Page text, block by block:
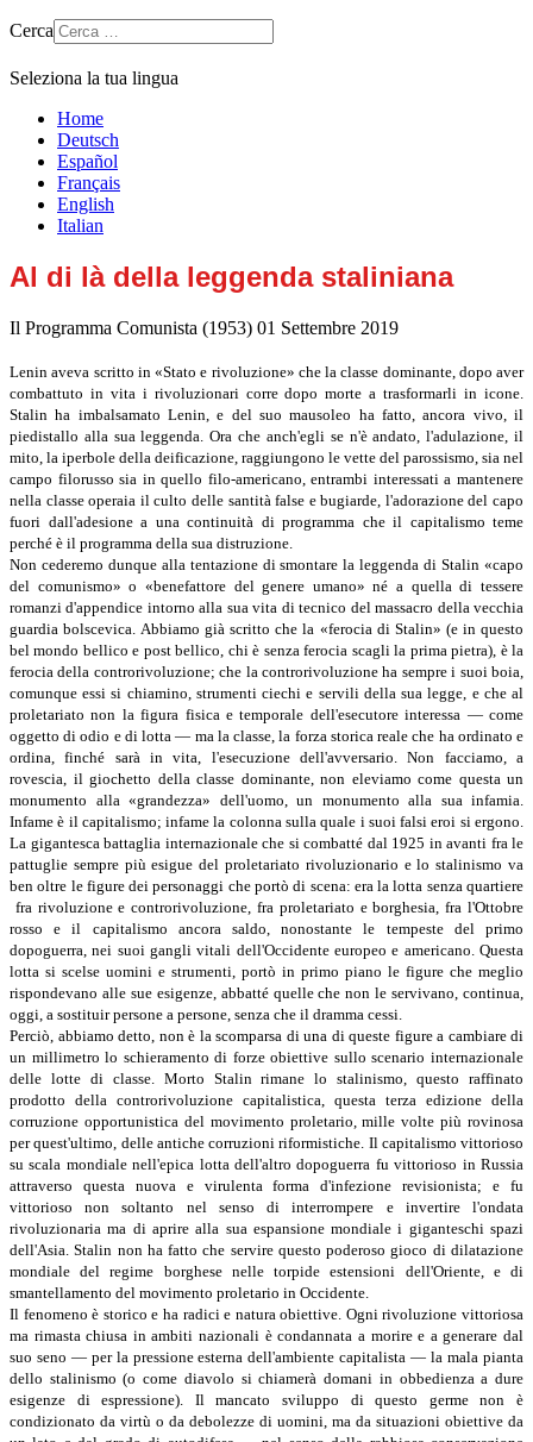
Cerca
Seleziona la tua lingua
Home
Deutsch
Español
Français
English
Italian
Al di là della leggenda staliniana
Il Programma Comunista (1953) 01 Settembre 2019
Lenin aveva scritto in «Stato e rivoluzione» che la classe dominante, dopo aver
combattuto in vita i rivoluzionari corre dopo morte a trasformarli in icone.
Stalin ha imbalsamato Lenin, e del suo mausoleo ha fatto, ancora vivo, il
piedistallo alla sua leggenda. Ora che anch'egli se n'è andato, l'adulazione, il
mito, la iperbole della deificazione, raggiungono le vette del parossismo, sia nel
campo filorusso sia in quello filo-americano, entrambi interessati a mantenere
nella classe operaia il culto delle santità false e bugiarde, l'adorazione del capo
fuori dall'adesione a una continuità di programma che il capitalismo teme
perché è il programma della sua distruzione.
Non cederemo dunque alla tentazione di smontare la leggenda di Stalin «capo
del comunismo» o «benefattore del genere umano» né a quella di tessere
romanzi d'appendice intorno alla sua vita di tecnico del massacro della vecchia
guardia bolscevica. Abbiamo già scritto che la «ferocia di Stalin» (e in questo
bel mondo bellico e post bellico, chi è senza ferocia scagli la prima pietra), è la
ferocia della controrivoluzione; che la controrivoluzione ha sempre i suoi boia,
comunque essi si chiamino, strumenti ciechi e servili della sua legge, e che al
proletariato non la figura fisica e temporale dell'esecutore interessa ― come
oggetto di odio e di lotta ― ma la classe, la forza storica reale che ha ordinato e
ordina, finché sarà in vita, l'esecuzione dell'avversario. Non facciamo, a
rovescia, il giochetto della classe dominante, non eleviamo come questa un
monumento alla «grandezza» dell'uomo, un monumento alla sua infamia.
Infame è il capitalismo; infame la colonna sulla quale i suoi falsi eroi si ergono.
La gigantesca battaglia internazionale che si combatté dal 1925 in avanti fra le
pattuglie sempre più esigue del proletariato rivoluzionario e lo stalinismo va
ben oltre le figure dei personaggi che portò di scena: era la lotta senza quartiere
fra rivoluzione e controrivoluzione, fra proletariato e borghesia, fra l'Ottobre
rosso e il capitalismo ancora saldo, nonostante le tempeste del primo
dopoguerra, nei suoi gangli vitali dell'Occidente europeo e americano. Questa
lotta si scelse uomini e strumenti, portò in primo piano le figure che meglio
rispondevano alle sue esigenze, abbatté quelle che non le servivano, continua,
oggi, a sostituir persone a persone, senza che il dramma cessi.
Perciò, abbiamo detto, non è la scomparsa di una di queste figure a cambiare di
un millimetro lo schieramento di forze obiettive sullo scenario internazionale
delle lotte di classe. Morto Stalin rimane lo stalinismo, questo raffinato
prodotto della controrivoluzione capitalistica, questa terza edizione della
corruzione opportunistica del movimento proletario, mille volte più rovinosa
per quest'ultimo, delle antiche corruzioni riformistiche. Il capitalismo vittorioso
su scala mondiale nell'epica lotta dell'altro dopoguerra fu vittorioso in Russia
attraverso questa nuova e virulenta forma d'infezione revisionista; e fu
vittorioso non soltanto nel senso di interrompere e invertire l'ondata
rivoluzionaria ma di aprire alla sua espansione mondiale i giganteschi spazi
dell'Asia. Stalin non ha fatto che servire questo poderoso gioco di dilatazione
mondiale del regime borghese nelle torpide estensioni dell'Oriente, e di
smantellamento del movimento proletario in Occidente.
Il fenomeno è storico e ha radici e natura obiettive. Ogni rivoluzione vittoriosa
ma rimasta chiusa in ambiti nazionali è condannata a morire e a generare dal
suo seno ― per la pressione esterna dell'ambiente capitalista ― la mala pianta
dello stalinismo (o come diavolo si chiamerà domani in obbedienza a dure
esigenze di espressione). Il mancato sviluppo di questo germe non è
condizionato da virtù o da debolezze di uomini, ma da situazioni obiettive da